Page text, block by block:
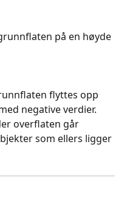
på en høyde
flyttes opp
negative verdier.
overflaten går
som ellers ligger